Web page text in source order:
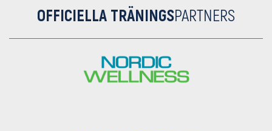
OFFICIELLA TRÄNINGSPARTNERS